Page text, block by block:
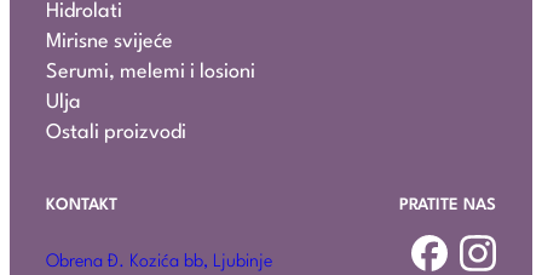
Hidrolati
Mirisne svijeće
Serumi, melemi i losioni
Ulja
Ostali proizvodi
KONTAKT
Obrena Đ. Kozića bb, Ljubinje
PRATITE NAS